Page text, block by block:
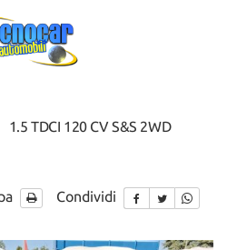
1.5 TDCI 120 CV S&S 2WD
Condividi